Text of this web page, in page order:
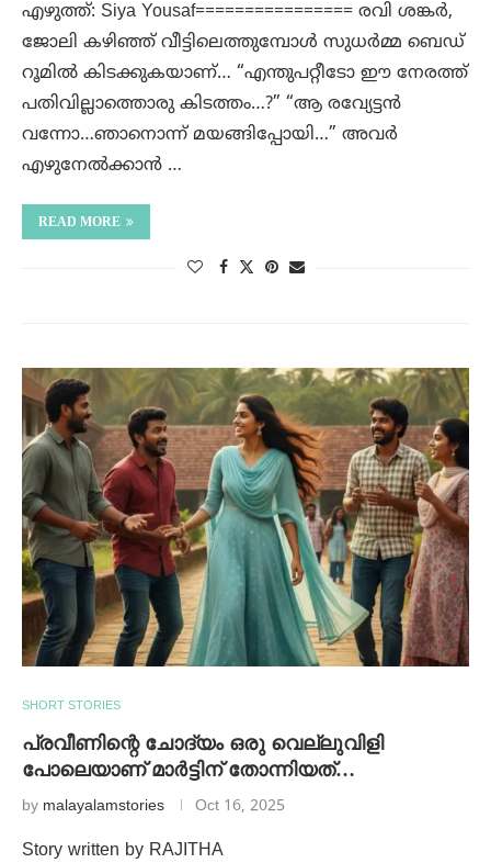
എഴുത്ത്: Siya Yousaf================ രവി ശങ്കർ,
ജോലി കഴിഞ്ഞ് വീട്ടിലെത്തുമ്പോൾ സുധർമ്മ ബെഡ്
റൂമിൽ കിടക്കുകയാണ്… “എന്തുപറ്റീടോ ഈ നേരത്ത്
പതിവില്ലാത്തൊരു കിടത്തം…?” “ആ രവ്യേട്ടൻ
വന്നോ…ഞാനൊന്ന് മയങ്ങിപ്പോയി…” അവർ
എഴുനേൽക്കാൻ …
READ MORE
SHORT STORIES
പ്രവീണിന്റെ ചോദ്യം ഒരു വെല്ലുവിളി
പോലെയാണ് മാർട്ടിന് തോന്നിയത്…
by malayalamstories Oct 16, 2025
Story written by RAJITHA